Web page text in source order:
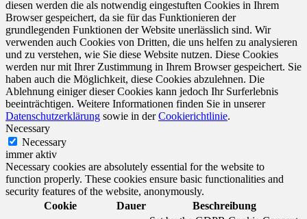
diesen werden die als notwendig eingestuften Cookies in Ihrem
Browser gespeichert, da sie für das Funktionieren der
grundlegenden Funktionen der Website unerlässlich sind. Wir
verwenden auch Cookies von Dritten, die uns helfen zu analysieren
und zu verstehen, wie Sie diese Website nutzen. Diese Cookies
werden nur mit Ihrer Zustimmung in Ihrem Browser gespeichert. Sie
haben auch die Möglichkeit, diese Cookies abzulehnen. Die
Ablehnung einiger dieser Cookies kann jedoch Ihr Surferlebnis
beeinträchtigen. Weitere Informationen finden Sie in unserer
Datenschutzerklärung sowie in derCookierichtlinie.
Necessary
Necessary
immer aktiv
Necessary cookies are absolutely essential for the website to
function properly. These cookies ensure basic functionalities and
security features of the website, anonymously.
Cookie
Dauer Beschreibung